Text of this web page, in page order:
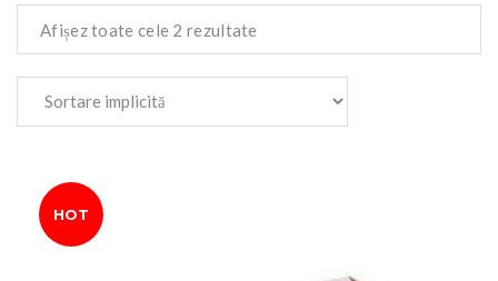
Afișez toate cele 2 rezultate
HOT